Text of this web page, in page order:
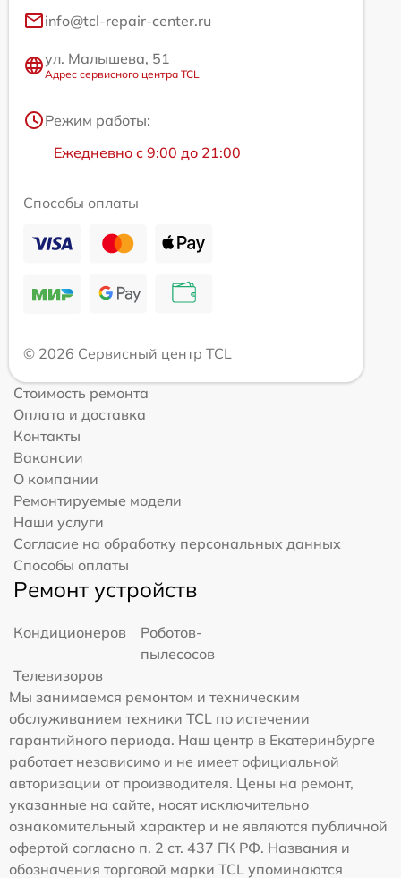
info@tcl-repair-center.ru
ул. Малышева, 51
Адрес сервисного центра TCL
Режим работы:
Ежедневно с 9:00 до 21:00
Способы оплаты
© 2026 Сервисный центр TCL
Стоимость ремонта
Оплата и доставка
Контакты
Вакансии
О компании
Ремонтируемые модели
Наши услуги
Согласие на обработку персональных данных
Способы оплаты
Ремонт устройств
Кондиционеров
Роботов-
пылесосов
Телевизоров
Мы занимаемся ремонтом и техническим
обслуживанием техники TCL по истечении
гарантийного периода. Наш центр в Екатеринбурге
работает независимо и не имеет официальной
авторизации от производителя. Цены на ремонт,
указанные на сайте, носят исключительно
ознакомительный характер и не являются публичной
офертой согласно п. 2 ст. 437 ГК РФ. Названия и
обозначения торговой марки TCL упоминаются